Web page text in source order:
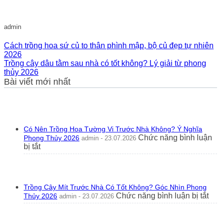
admin
Cách trồng hoa sứ củ to thân phình mập, bộ củ đẹp tự nhiên
2026
Trồng cây dâu tằm sau nhà có tốt không? Lý giải từ phong
thủy 2026
Bài viết mới nhất
Có Nên Trồng Hoa Tường Vi Trước Nhà Không? Ý Nghĩa
Phong Thủy 2026 admin - 23.07.2026 Chức năng bình luận
bị tắtở
Có
Tường
Vi
Trồng Cây Mít Trước Nhà Có Tốt Không? Góc Nhìn Phong
Thủy 2026 admin - 23.07.2026 Chức năng bình luận bị tắtở